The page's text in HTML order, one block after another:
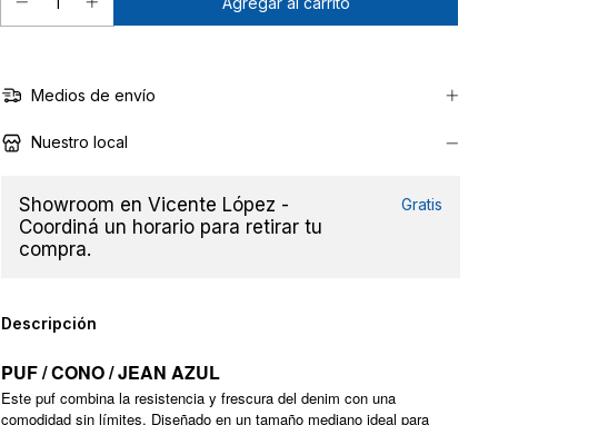
Medios de envío
Nuestro local
Showroom en Vicente López -
Coordiná un horario para retirar tu
compra.
Gratis
Descripción
PUF / CONO / JEAN AZUL
Este puf combina la resistencia y frescura del denim con una
comodidad sin límites. Diseñado en un tamaño mediano ideal para